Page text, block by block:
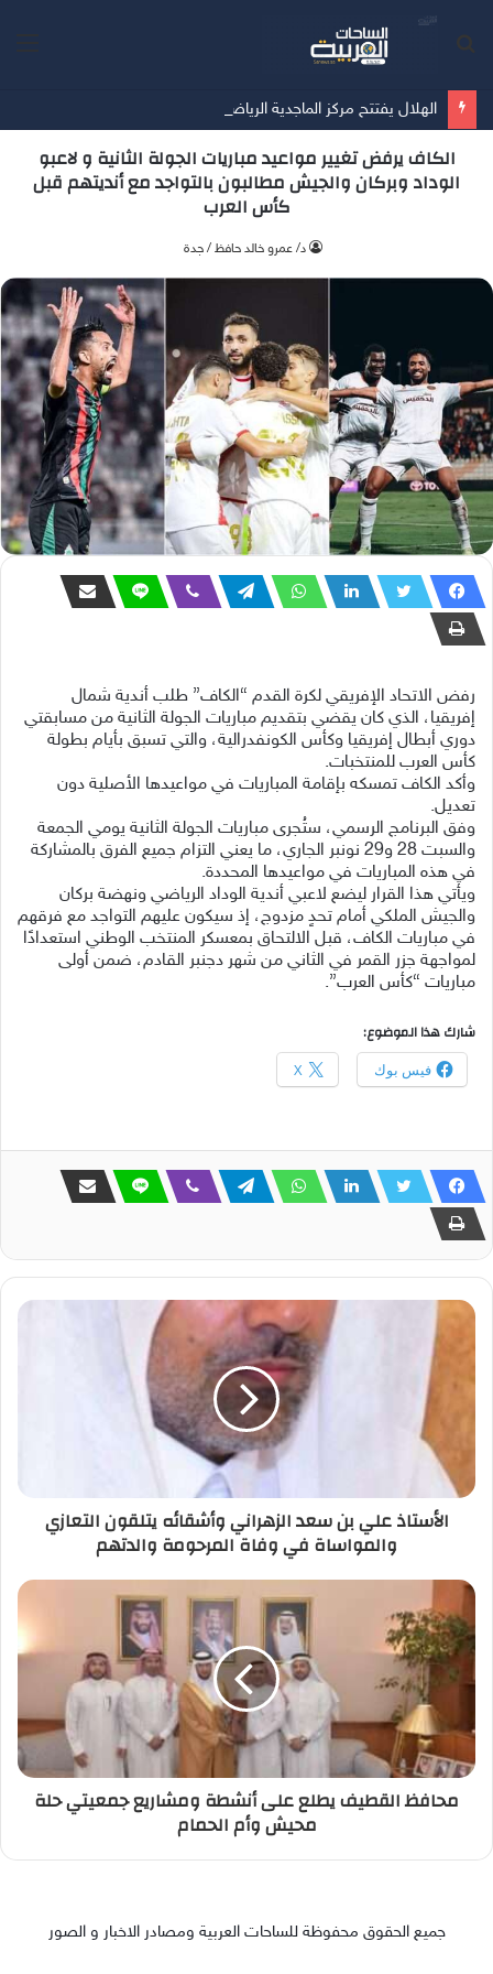
الهلال يفتتح مركز الماجدية الرياضي.. مقرًا جديدًا للفريق الأول
الكاف يرفض تغيير مواعيد مباريات الجولة الثانية و لاعبو
الوداد وبركان والجيش مطالبون بالتواجد مع أنديتهم قبل
كأس العرب
د/ عمرو خالد حافظ / جدة
رفض الاتحاد الإفريقي لكرة القدم “الكاف” طلب أندية شمال
إفريقيا، الذي كان يقضي بتقديم مباريات الجولة الثانية من مسابقتي
دوري أبطال إفريقيا وكأس الكونفدرالية، والتي تسبق بأيام بطولة
كأس العرب للمنتخبات.
وأكد الكاف تمسكه بإقامة المباريات في مواعيدها الأصلية دون
تعديل.
وفق البرنامج الرسمي، ستُجرى مباريات الجولة الثانية يومي الجمعة
والسبت 28 و29 نونبر الجاري، ما يعني التزام جميع الفرق بالمشاركة
في هذه المباريات في مواعيدها المحددة.
ويأتي هذا القرار ليضع لاعبي أندية الوداد الرياضي ونهضة بركان
والجيش الملكي أمام تحدٍ مزدوج، إذ سيكون عليهم التواجد مع فرقهم
في مباريات الكاف، قبل الالتحاق بمعسكر المنتخب الوطني استعدادًا
لمواجهة جزر القمر في الثاني من شهر دجنبر القادم، ضمن أولى
مباريات “كأس العرب”.
شارك هذا الموضوع:
فيس بوك X
الأستاذ علي بن سعد الزهراني وأشقائه يتلقون التعازي
والمواساة في وفاة المرحومة والدتهم
محافظ القطيف يطلع على أنشطة ومشاريع جمعيتي حلة
محيش وأم الحمام
جميع الحقوق محفوظة للساحات العربية ومصادر الاخبار و الصور